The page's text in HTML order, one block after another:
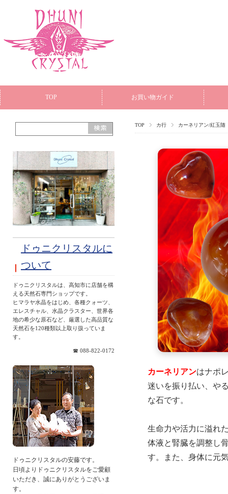
TOP お買い物ガイド
TOP カ行 カーネリアン/紅玉随
カーネリアンはナポ
迷いを振り払い、や
な石です。
生命力や活力に溢れ
体液と腎臓を調整し
す。また、身体に元
ドゥニクリスタルに
ついて
ドゥニクリスタルは、高知市に店舗を構
える天然石専門ショップです。
ヒマラヤ水晶をはじめ、各種クォーツ、
エレスチャル、水晶クラスター、世界各
地の希少な原石など、厳選した高品質な
天然石を120種類以上取り扱っていま
す。
☎ 088-822-0172
ドゥニクリスタルの安藤です。
日頃よりドゥニクリスタルをご愛顧
いただき、誠にありがとうございま
す。